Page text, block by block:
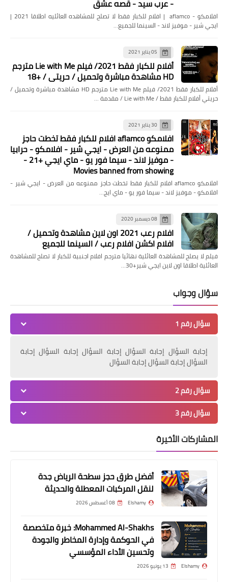
أخبار
النشرة الرياضية لبوابة الجمهورية
يقدمها عبدالنبى النادى
صبحي وعلام يدا واحدة من أجل منتخبات
كرة القدم
الجنيدي " يتفقد انتظام العمل بكنترولي
الدراسي الثاني ٢٠٢٣/٢٠٢٢م
- عرب سيد - قصه عشق
افلامكو - aflamco | افلام للكبار فقط لا تصلح للمشاهده العائليه اطلاقا 2021 |
ايجي شير - موفيز لاند - السينما للجميع…
05 يناير 2021
أفلام للكبار فقط 2021/ فيلم Lie with Me مترجم
HD مشاهدة مباشرة وتحميل / حريتي / +18
أفلام للكبار فقط 2021/ فيلم Lie with Me مترجم HD مشاهدة مباشرة وتحميل /
حريتي أفلام للكبار فقط / Lie with Me / مقدمة …
30 يناير 2021
افلامكو aflamco افلام للكبار فقط تخطت حاجز
ممنوعه من العرض - ايجي شير - افلامكو - حرابيا
- موفيز لاند - سيما فور يو - ماي ايجي +21 -
Movies banned from showing
افلامكو aflamco افلام للكبار فقط تخطت حاجز ممنوعه من العرض - ايجي شير -
افلامكو - موفيز لاند - سيما فور يو - ماي ايج…
08 ديسمبر 2020
افلام رعب 2021 اون لاين مشاهدة وتحميل /
افلام اكشن افلام رعب / السينما للجميع
فيلم لا يصلح للمشاهدة العائلية نهائيا مترجم افلام اجنبية للكبار لا تصلح للمشاهدة
العائلية اطلاقا اون لاين ايجي شير+30…
سؤال وجواب
سؤال رقم 1
إجابة السؤال إجابة السؤال إجابة السؤال إجابة السؤال إجابة
السؤال إجابة السؤال إجابة السؤال
سؤال رقم 2
سؤال رقم 3
المشاركات الأخيرة
أفضل طرق حجز سطحة الرياض جدة
لنقل المركبات المعطلة والحديثة
Elshamy 08 أغسطس 2026
Mohammed Al-Shakhs: خبرة متخصصة
في الحوكمة وإدارة المخاطر والجودة
وتحسين الأداء المؤسسي
Elshamy 13 يونيو 2026